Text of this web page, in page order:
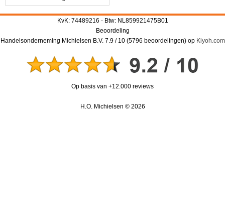
KvK: 74489216 - Btw: NL859921475B01
Beoordeling
Handelsonderneming Michielsen B.V. 7.9/ 10(5796 beoordelingen) op Kiyoh.com
Op basis van +12.000 reviews
H.O. Michielsen © 2026